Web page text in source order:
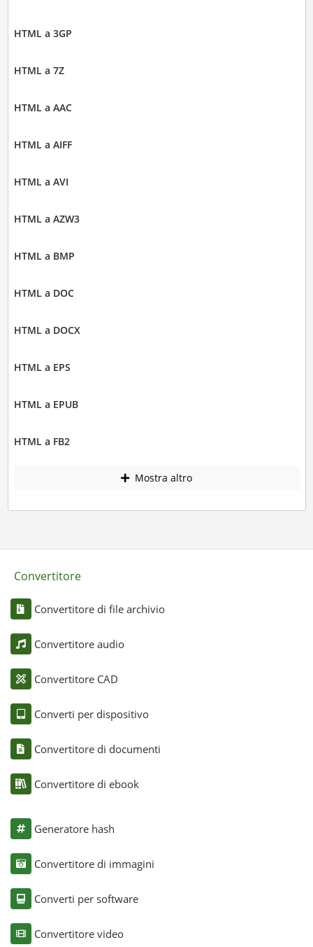
HTML a 3GP
HTML a 7Z
HTML a AAC
HTML a AIFF
HTML a AVI
HTML a AZW3
HTML a BMP
HTML a DOC
HTML a DOCX
HTML a EPS
HTML a EPUB
HTML a FB2
Mostra altro
Convertitore
Convertitore di file archivio
Convertitore audio
Convertitore CAD
Converti per dispositivo
Convertitore di documenti
Convertitore di ebook
Generatore hash
Convertitore di immagini
Converti per software
Convertitore video